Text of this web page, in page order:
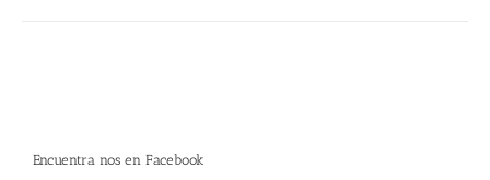
Encuentra nos en Facebook